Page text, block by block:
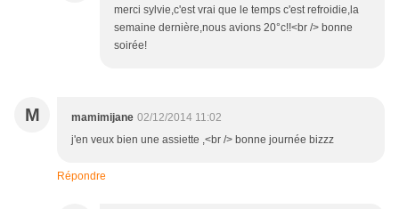
merci sylvie,c'est vrai que le temps c'est refroidie,la
semaine dernière,nous avions 20°c!!<br /> bonne
soirée!
M mamimijane 02/12/2014 11:02
j'en veux bien une assiette ,<br /> bonne journée bizzz
Répondre